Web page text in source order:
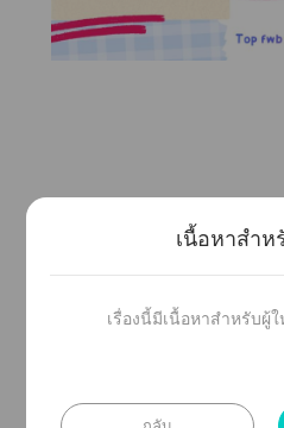
มีาใช้คำาา / ามีเ
อุปกรณ์เล่นผู้ใหญ่ /มีถ้อยคำโ
เนื้อหาสำ
เรื่องนี้มีเนื้อหาสำหรับผู้